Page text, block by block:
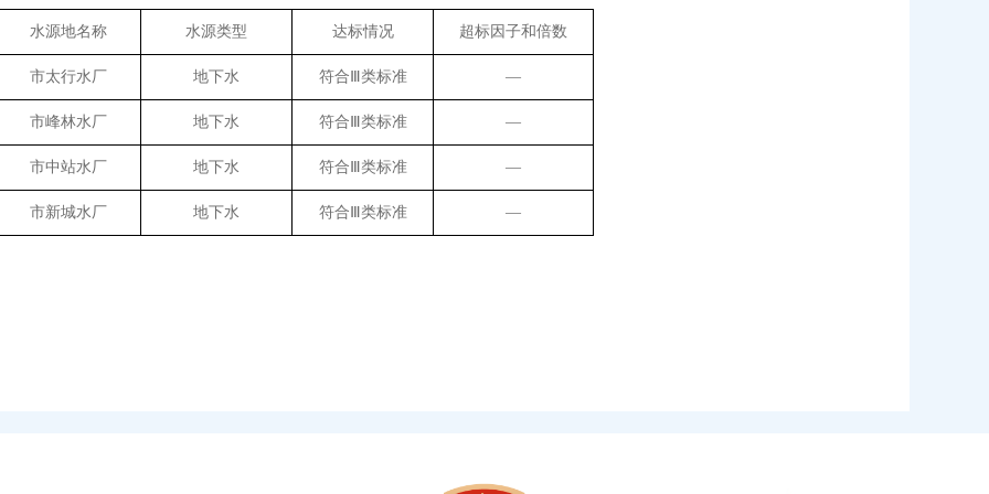
水源地名称 水源类型 达标情况 超标因子和倍数
市太行水厂 地下水 符合Ⅲ类标准 —
市峰林水厂 地下水 符合Ⅲ类标准 —
市中站水厂 地下水 符合Ⅲ类标准 —
市新城水厂 地下水 符合Ⅲ类标准 —